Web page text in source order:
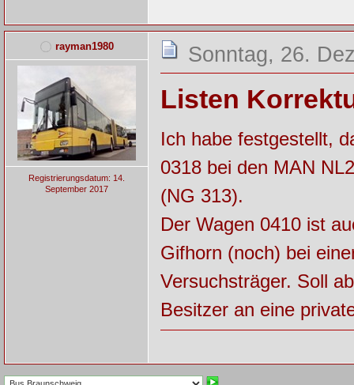
rayman1980
Registrierungsdatum: 14.
September 2017
Sonntag, 26.
Listen
Ich habe festgestellt,
0318 bei den MAN
(NG 313).
Der Wagen 0410 ist
Gifhorn (noch) bei
Versuchsträger. Soll
Besitzer an eine